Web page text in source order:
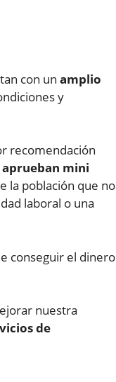
con un amplio
y
recomendación
aprueban mini
la población que no
laboral o una
conseguir el dinero
nuestra
de